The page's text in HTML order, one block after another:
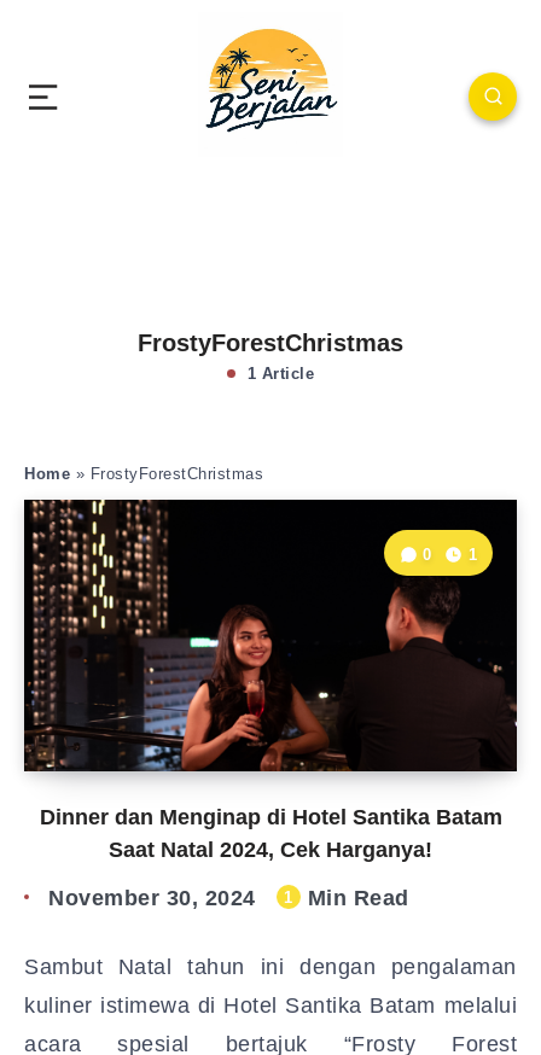
FrostyForestChristmas
1 Article
Home » FrostyForestChristmas
Dinner dan Menginap di Hotel Santika Batam
Saat Natal 2024, Cek Harganya!
0 1
November 30, 2024 1 Min Read
Sambut Natal tahun ini dengan pengalaman
kuliner istimewa di Hotel Santika Batam melalui
acara spesial bertajuk “Frosty Forest